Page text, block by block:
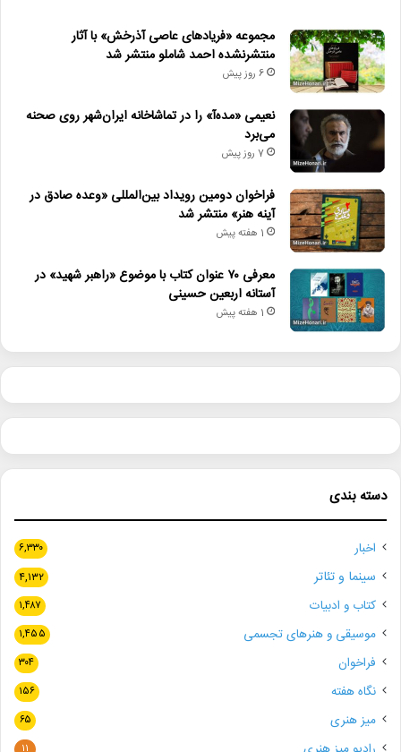
مجموعه «فریادهای عاصی آذرخش» با آثار
منتشرنشده احمد شاملو منتشر شد
6 روز پیش
نعیمی «مده‌آ» را در تماشاخانه ایران‌شهر روی صحنه
می‌برد
7 روز پیش
فراخوان دومین رویداد بین‌المللی «وعده صادق در
آینه هنر» منتشر شد
1 هفته پیش
معرفی ۷۰ عنوان کتاب با موضوع «راهبر شهید» در
آستانه اربعین حسینی
1 هفته پیش
دسته بندی
اخبار ۶,۳۳۰
سینما و تئاتر ۴,۱۳۲
کتاب و ادبیات ۱,۴۸۷
موسیقی و هنرهای تجسمی ۱,۴۵۵
فراخوان ۳۰۴
نگاه هفته ۱۵۶
میز هنری ۶۵